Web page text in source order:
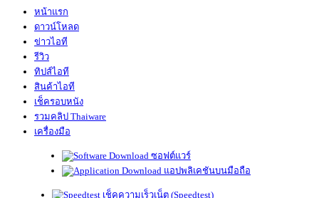
หน้าแรก
ดาวน์โหลด
ข่าวไอที
รีวิว
ทิปส์ไอที
สินค้าไอที
เช็ครอบหนัง
รวมคลิป Thaiware
เครื่องมือ
ซอฟต์แวร์
แอปพลิเคชันบนมือถือ
เช็คความเร็วเน็ต (Speedtest)